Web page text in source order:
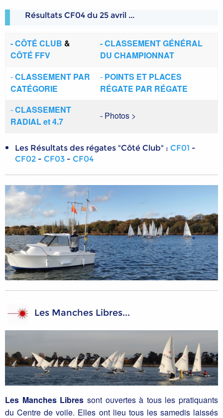
Résultats CF04 du 25 avril ...
-CÔTÉ CLUB &
CÔTÉ FFV
-CLASSEMENT GÉNÉRAL
DU CHAMPIONNAT
-CLASSEMENT PAR
CATÉGORIE
- POINTS ET PLACES
RÉGATE PAR RÉGATE
-CLASSEMENT
RADIAL et 4.7
- Photos >
Les Résultats des régates "Côté Club" : CF01 -
CF02 - CF03 - CF04
Les Manches Libres...
Les Manches Libres sont ouvertes à tous les pratiquants
du Centre de voile. Elles ont lieu tous les samedis laissés